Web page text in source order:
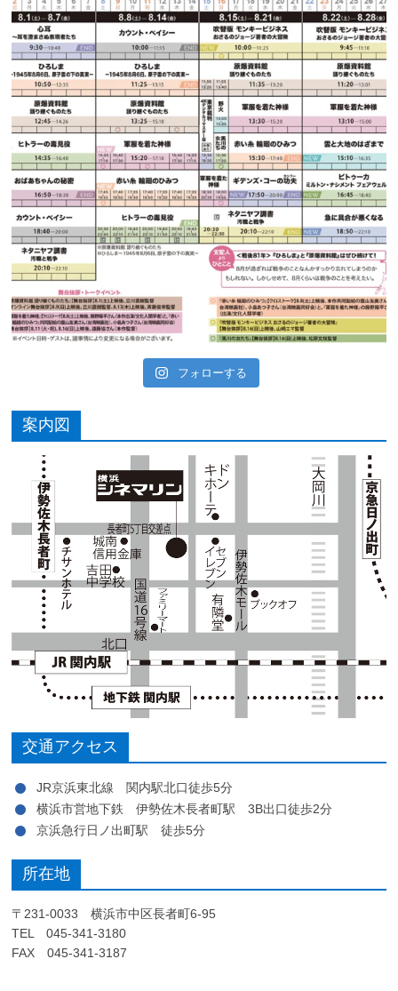
フォローする
案内図
交通アクセス
JR京浜東北線 関内駅北口徒歩5分
横浜市営地下鉄 伊勢佐木長者町駅 3B出口徒歩2分
京浜急行日ノ出町駅 徒歩5分
所在地
〒231-0033 横浜市中区長者町6-95
TEL 045-341-3180
FAX 045-341-3187